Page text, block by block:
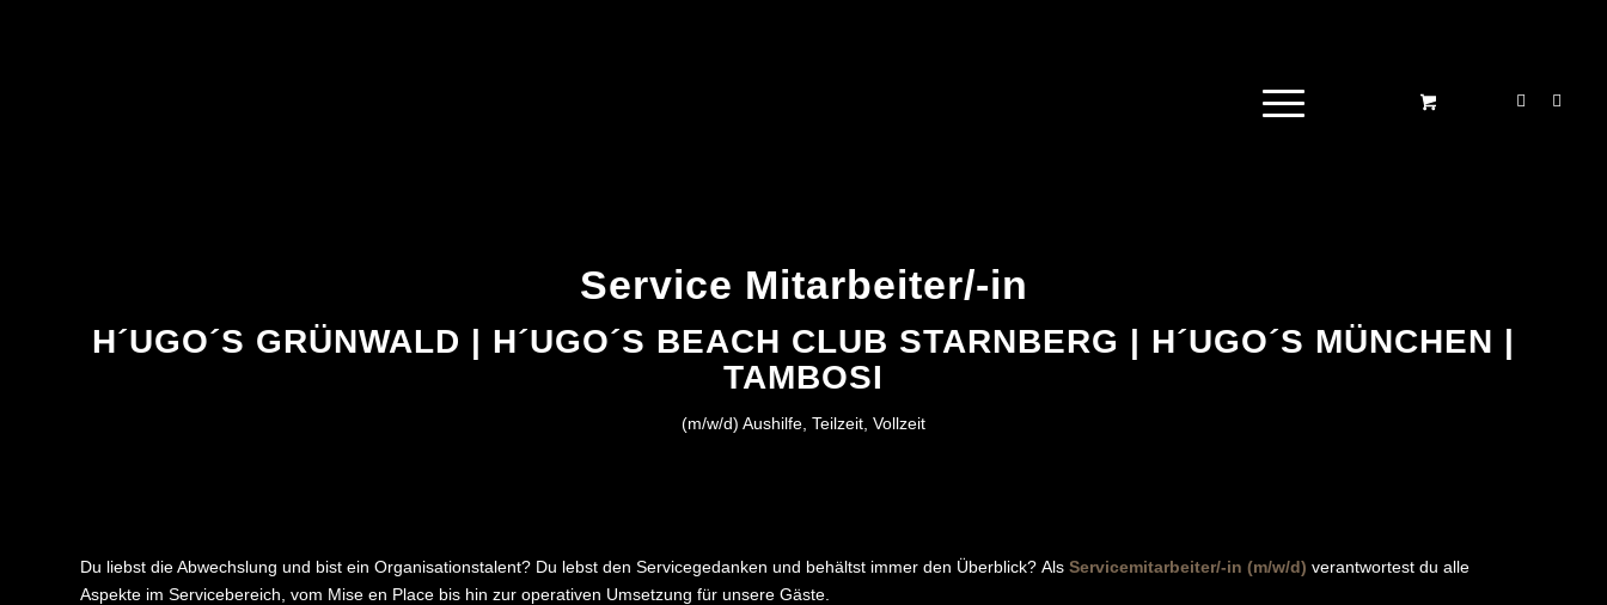
Service Mitarbeiter/-in
H´UGO´S GRÜNWALD | H´UGO´S BEACH CLUB STARNBERG | H´UGO´S MÜNCHEN |
TAMBOSI
(m/w/d) Aushilfe, Teilzeit, Vollzeit
Du liebst die Abwechslung und bist ein Organisationstalent? Du lebst den Servicegedanken und behältst immer den Überblick? Als Servicemitarbeiter/-in (m/w/d) verantwortest du alle
Aspekte im Servicebereich, vom Mise en Place bis hin zur operativen Umsetzung für unsere Gäste.